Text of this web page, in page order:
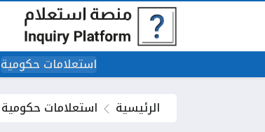
استعلامات حكومية
الرئيسية
استعلامات حكومية